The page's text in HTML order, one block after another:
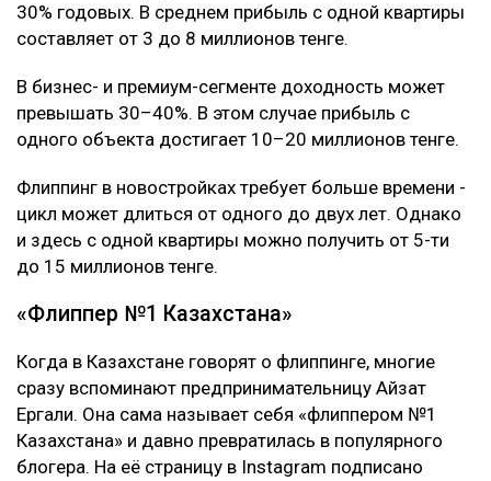
30% годовых. В среднем прибыль с одной квартиры
составляет от 3 до 8 миллионов тенге.
В бизнес- и премиум-сегменте доходность может
превышать 30–40%. В этом случае прибыль с
одного объекта достигает 10–20 миллионов тенге.
Флиппинг в новостройках требует больше времени -
цикл может длиться от одного до двух лет. Однако
и здесь с одной квартиры можно получить от 5-ти
до 15 миллионов тенге.
«Флиппер №1 Казахстана»
Когда в Казахстане говорят о флиппинге, многие
сразу вспоминают предпринимательницу Айзат
Ергали. Она сама называет себя «флиппером №1
Казахстана» и давно превратилась в популярного
блогера. На её страницу в Instagram подписано